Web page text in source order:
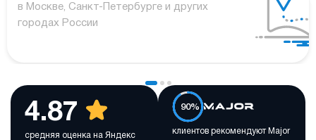
в Москве, Санкт-Петербурге и других
городах России
4.87
средняя оценка на Яндекс
90%
клиентов рекомендуют Major